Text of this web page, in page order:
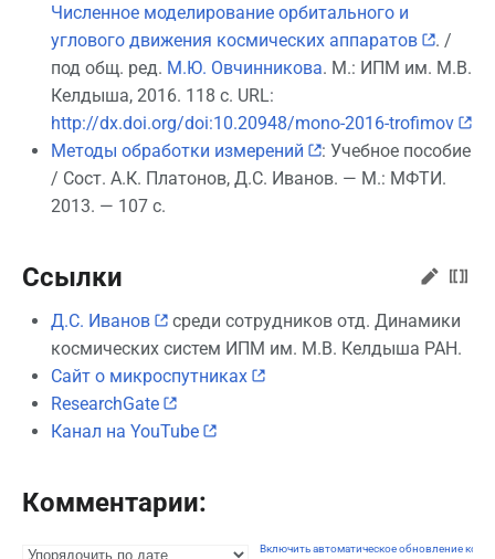
Численное моделирование орбитального и
углового движения космических аппаратов
. /
под общ. ред. М.Ю. Овчинникова. М.: ИПМ им. М.В.
Келдыша, 2016. 118 с. URL:
http://dx.doi.org/doi:10.20948/mono-2016-trofimov
Методы обработки измерений
: Учебное пособие
/ Сост. А.К. Платонов, Д.С. Иванов. — М.: МФТИ.
2013. — 107 с.
Ссылки
Д.С. Иванов
среди сотрудников отд. Динамики
космических систем ИПМ им. М.В. Келдыша РАН.
Сайт о микроспутниках
ResearchGate
Канал на YouTube
Комментарии:
Включить автоматическое обновление